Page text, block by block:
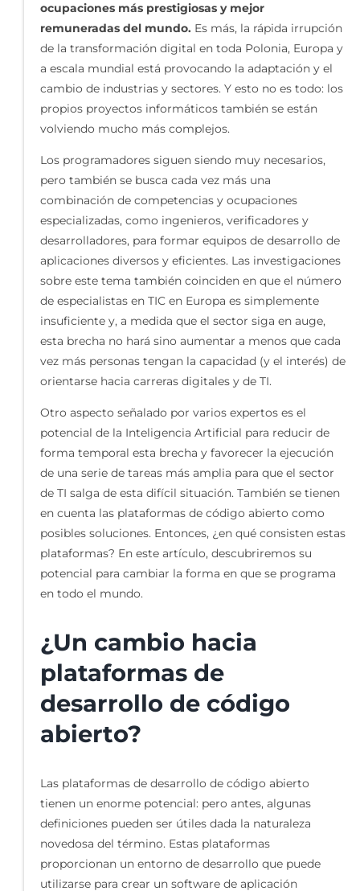
ocupaciones más prestigiosas y mejor
remuneradas del mundo. Es más, la rápida irrupción
de la transformación digital en toda Polonia, Europa y
a escala mundial está provocando la adaptación y el
cambio de industrias y sectores. Y esto no es todo: los
propios proyectos informáticos también se están
volviendo mucho más complejos.
Los programadores siguen siendo muy necesarios,
pero también se busca cada vez más una
combinación de competencias y ocupaciones
especializadas, como ingenieros, verificadores y
desarrolladores, para formar equipos de desarrollo de
aplicaciones diversos y eficientes. Las investigaciones
sobre este tema también coinciden en que el número
de especialistas en TIC en Europa es simplemente
insuficiente y, a medida que el sector siga en auge,
esta brecha no hará sino aumentar a menos que cada
vez más personas tengan la capacidad (y el interés) de
orientarse hacia carreras digitales y de TI.
Otro aspecto señalado por varios expertos es el
potencial de la Inteligencia Artificial para reducir de
forma temporal esta brecha y favorecer la ejecución
de una serie de tareas más amplia para que el sector
de TI salga de esta difícil situación. También se tienen
en cuenta las plataformas de código abierto como
posibles soluciones. Entonces, ¿en qué consisten estas
plataformas? En este artículo, descubriremos su
potencial para cambiar la forma en que se programa
en todo el mundo.
¿Un cambio hacia
plataformas de
desarrollo de código
abierto?
Las plataformas de desarrollo de código abierto
tienen un enorme potencial: pero antes, algunas
definiciones pueden ser útiles dada la naturaleza
novedosa del término. Estas plataformas
proporcionan un entorno de desarrollo que puede
utilizarse para crear un software de aplicación